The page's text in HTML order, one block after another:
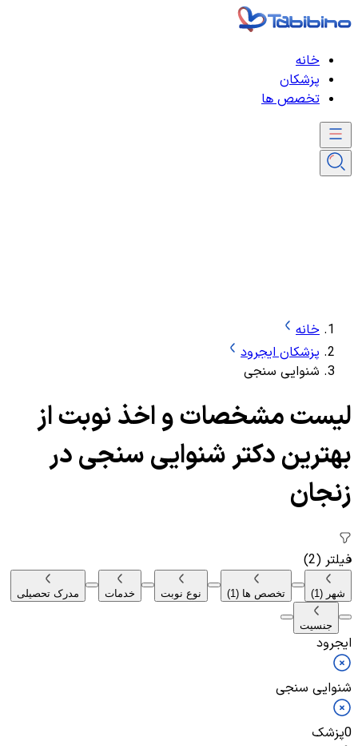
خانه
پزشکان
تخصص ها
خانه
پزشکان ایجرود
شنوایی سنجی
لیست مشخصات و اخذ نوبت از
بهترین دکتر شنوایی سنجی در
زنجان
فیلتر (2)
شهر (1) تخصص ها (1) نوع نوبت خدمات مدرک تحصیلی
جنسیت
ایجرود
شنوایی سنجی
0پزشک